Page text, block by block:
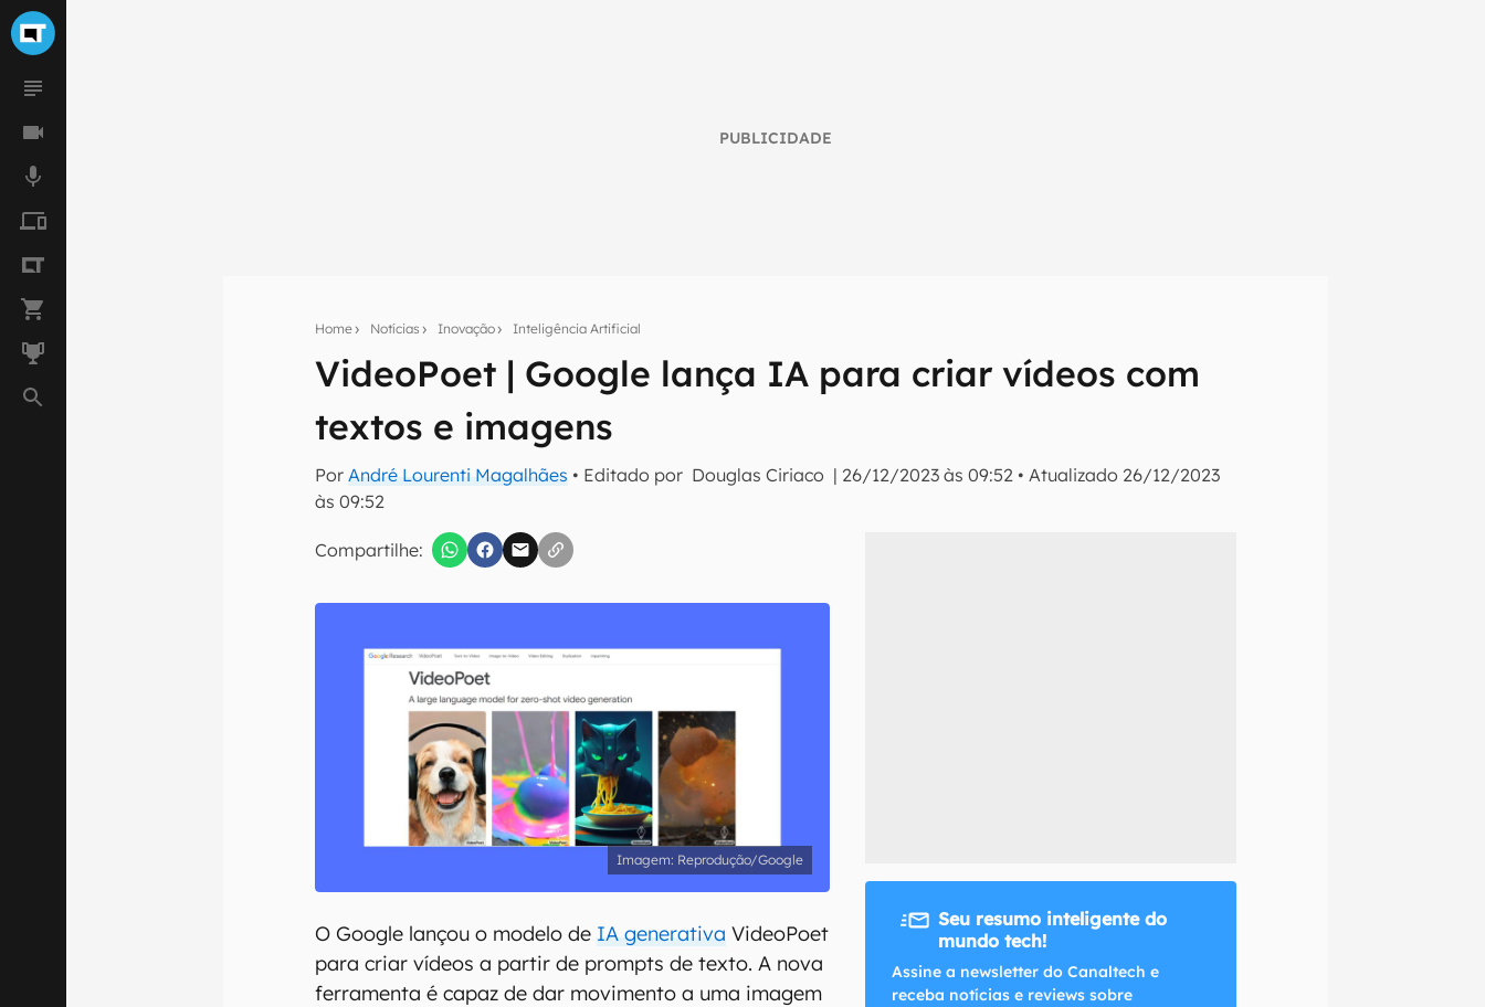
PUBLICIDADE
Home Notícias Inovação Inteligência Artificial
VideoPoet | Google lança IA para criar vídeos com
textos e imagens
PorAndré Lourenti Magalhães • Editado por Douglas Ciriaco | 26/12/2023 às 09:52 •Atualizado 26/12/2023
às 09:52
Compartilhe:
Seu resumo inteligente do mundo tech!
Assine a newsletter do Canaltech e receba notícias e reviews sobre tecnologia em primeira
E-mail
Reprodução/Google
O Google lançou o modelo de IA generativa VideoPoet
para criar vídeos a partir de prompts de texto. A nova
ferramenta é capaz de dar movimento a uma imagem
Seu resumo inteligente do
mundo tech!
Assine a newsletter do Canaltech e
receba notícias e reviews sobre